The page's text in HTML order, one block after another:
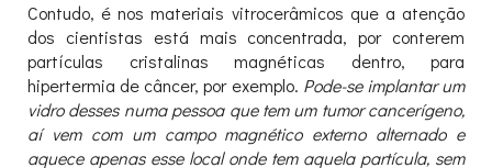
Contudo, é nos materiais vitrocerâmicos que a atenção
dos cientistas está mais concentrada, por conterem
partículas cristalinas magnéticas dentro, para
hipertermia de câncer, por exemplo. Pode-se implantar um
vidro desses numa pessoa que tem um tumor cancerígeno,
aí vem com um campo magnético externo alternado e
aquece apenas esse local onde tem aquela partícula, sem